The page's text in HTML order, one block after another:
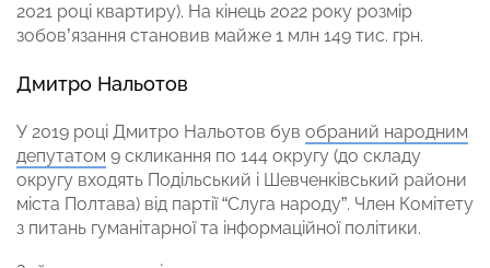
2021 році квартиру). На кінець 2022 року розмір
зобов’язання становив майже 1 млн 149 тис. грн.
Дмитро Нальотов
У 2019 році Дмитро Нальотов був обраний народним
депутатом 9 скликання по 144 округу (до складу
округу входять Подільський і Шевченківський райони
міста Полтава) від партії “Слуга народу”. Член Комітету
з питань гуманітарної та інформаційної політики.